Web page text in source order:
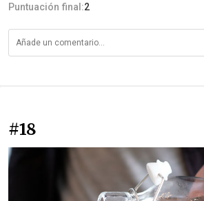
Puntuación final:2
#18